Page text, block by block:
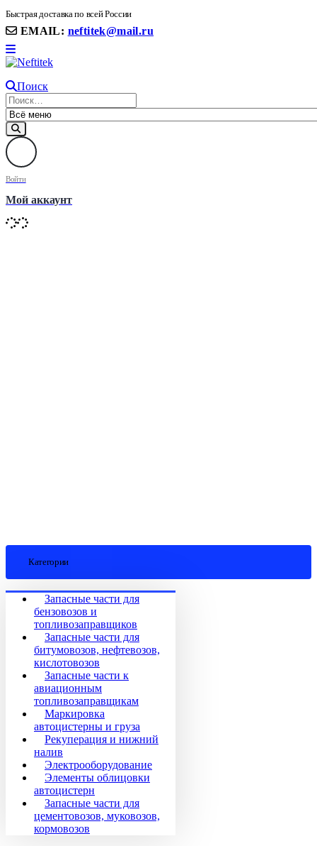
Быстрая доставка по всей России
EMAIL: neftitek@mail.ru
Поиск
Войти
Мой аккаунт
Категории
Запасные части для
бензовозов и
топливозаправщиков
Запасные части для
битумовозов, нефтевозов,
кислотовозов
Запасные части к
авиационным
топливозаправщикам
Маркировка
автоцистерны и груза
Рекуперация и нижний
налив
Электрооборудование
Элементы облицовки
автоцистерн
Запасные части для
цементовозов, муковозов,
кормовозов
8(906) 399 11 22 | 8(905)367-58-58